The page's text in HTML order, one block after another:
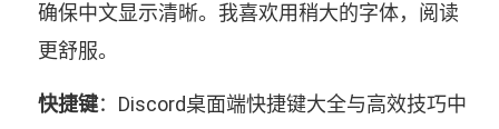
确保中文显示清晰。我喜欢用稍大的字体，阅读
更舒服。
快捷键：Discord桌面端快捷键大全与高效技巧中